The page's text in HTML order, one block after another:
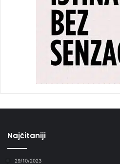
Najčitaniji
29/10/2023